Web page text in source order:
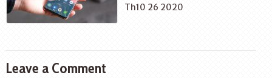
Th10 26 2020
Leave a Comment